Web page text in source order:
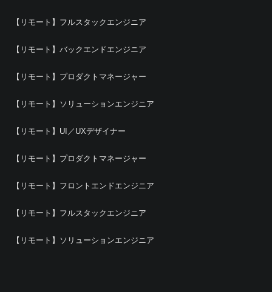
【リモート】フルスタックエンジニア
【リモート】バックエンドエンジニア
【リモート】プロダクトマネージャー
【リモート】ソリューションエンジニア
【リモート】UI／UXデザイナー
【リモート】プロダクトマネージャー
【リモート】フロントエンドエンジニア
【リモート】フルスタックエンジニア
【リモート】ソリューションエンジニア